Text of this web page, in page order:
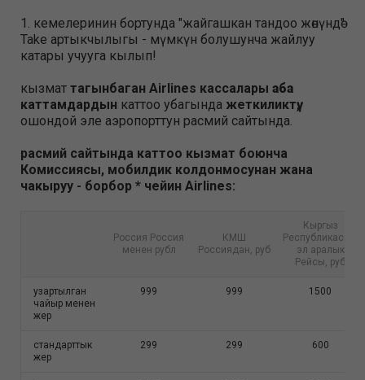
1. кемелеринин бортунда "жайгашкан тандоо жөнүндө"
Take артыкчылыгы - мүмкүн болушунча жайлуу
катары учууга кылып!
кызмат тагынбаган Airlines кассалары аба
каттамдардын каттоо убагында жеткиликтүү,
ошондой эле аэропорттун расмий сайтында.
расмий сайтында каттоо кызмат боюнча
Комиссиясы, мобилдик колдонмосунан жана
чакыруу - борбор * чейин Airlines:
Россия Россия
менен рубл
КМШ
Россиядан, руб
Кыргыз
эл аралык
Рейсы, руб
узартылган
чайыр менен
жер
999 999 1500
стандарттык
жер
299 299 600